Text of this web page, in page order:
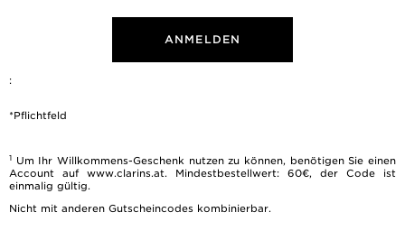
ANMELDEN
:
*Pflichtfeld
1 Um Ihr Willkommens-Geschenk nutzen zu können, benötigen Sie einen
Account auf www.clarins.at. Mindestbestellwert: 60€, der Code ist
einmalig gültig.
Nicht mit anderen Gutscheincodes kombinierbar.